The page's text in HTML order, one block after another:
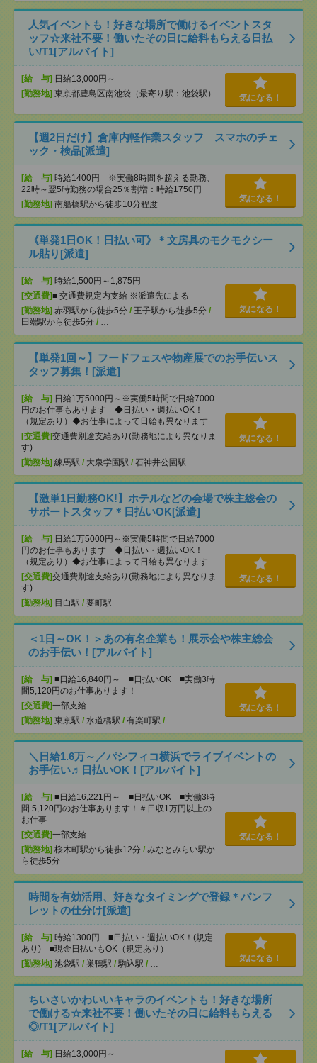
人気イベントも！好きな場所で働けるイベントスタ
ッフ☆来社不要！働いたその日に給料もらえる日払
い/T1[アルバイト]
[給 与] 日給13,000円～
[勤務地] 東京都豊島区南池袋（最寄り駅：池袋駅） 気になる！
【週2日だけ】倉庫内軽作業スタッフ スマホのチェ
ック・検品[派遣]
[給 与] 時給1400円 ※実働8時間を超える勤務、
22時～翌5時勤務の場合25％割増：時給1750円
[勤務地] 南船橋駅から徒歩10分程度
気になる！
《単発1日OK！日払い可》＊文房具のモクモクシー
ル貼り[派遣]
[給 与] 時給1,500円～1,875円
[交通費]■ 交通費規定内支給 ※派遣先による
[勤務地] 赤羽駅から徒歩5分 / 王子駅から徒歩5分 /
田端駅から徒歩5分 / …
気になる！
【単発1回～】フードフェスや物産展でのお手伝いス
タッフ募集！[派遣]
[給 与] 日給1万5000円～※実働5時間で日給7000
円のお仕事もあります ◆日払い・週払いOK！
（規定あり）◆お仕事によって日給も異なります
[交通費]交通費別途支給あり(勤務地により異なりま
す)
[勤務地] 練馬駅 / 大泉学園駅 / 石神井公園駅
気になる！
【激単1日勤務OK!】ホテルなどの会場で株主総会の
サポートスタッフ＊日払いOK[派遣]
[給 与] 日給1万5000円～※実働5時間で日給7000
円のお仕事もあります ◆日払い・週払いOK！
（規定あり）◆お仕事によって日給も異なります
[交通費]交通費別途支給あり(勤務地により異なりま
す)
[勤務地] 目白駅 / 要町駅
気になる！
＜1日～OK！＞あの有名企業も！展示会や株主総会
のお手伝い！[アルバイト]
[給 与] ■日給16,840円～ ■日払いOK ■実働3時
間5,120円のお仕事あります！
[交通費]一部支給
[勤務地] 東京駅 / 水道橋駅 / 有楽町駅 / …
気になる！
＼日給1.6万～／パシフィコ横浜でライブイベントの
お手伝い♬日払いOK！[アルバイト]
[給 与] ■日給16,221円～ ■日払いOK ■実働3時
間 5,120円のお仕事あります！＃日収1万円以上の
お仕事
[交通費]一部支給
[勤務地] 桜木町駅から徒歩12分 / みなとみらい駅か
ら徒歩5分
気になる！
時間を有効活用、好きなタイミングで登録＊パンフ
レットの仕分け[派遣]
[給 与] 時給1300円 ■日払い・週払いOK！(規定
あり) ■現金日払いもOK（規定あり）
[勤務地] 池袋駅 / 巣鴨駅 / 駒込駅 / …
気になる！
ちいさいかわいいキャラのイベントも！好きな場所
で働ける☆来社不要！働いたその日に給料もらえる
◎/T1[アルバイト]
[給 与] 日給13,000円～